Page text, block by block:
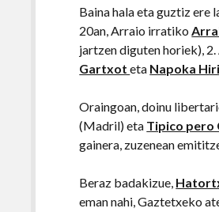
Baina hala eta guztiz ere
20an, Arraio irratiko
jartzen diguten horiek), 2.
Gartxoteta Napoka
Oraingoan, doinu
(Madril) eta Tipico pero
gainera, zuzenean
Beraz badakizue,
eman nahi, Gaztetxeko